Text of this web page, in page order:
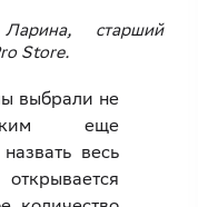
старший
Store.
выбрали не
еще
весь